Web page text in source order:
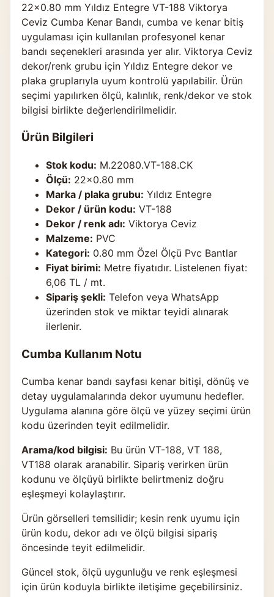
22×0.80 mm Yıldız Entegre VT-188 Viktorya
Ceviz Cumba Kenar Bandı, cumba ve kenar bitiş
uygulaması için kullanılan profesyonel kenar
bandı seçenekleri arasında yer alır. Viktorya Ceviz
dekor/renk grubu için Yıldız Entegre dekor ve
plaka gruplarıyla uyum kontrolü yapılabilir. Ürün
seçimi yapılırken ölçü, kalınlık, renk/dekor ve stok
bilgisi birlikte değerlendirilmelidir.
Ürün Bilgileri
Stok kodu: M.22080.VT-188.CK
Ölçü: 22×0.80 mm
Marka / plaka grubu: Yıldız Entegre
Dekor / ürün kodu: VT-188
Dekor / renk adı: Viktorya Ceviz
Malzeme: PVC
Kategori: 0.80 mm Özel Ölçü Pvc Bantlar
Fiyat birimi: Metre fiyatıdır. Listelenen fiyat:
6,06 TL / mt.
Sipariş şekli: Telefon veya WhatsApp
üzerinden stok ve miktar teyidi alınarak
ilerlenir.
Cumba Kullanım Notu
Cumba kenar bandı sayfası kenar bitişi, dönüş ve
detay uygulamalarında dekor uyumunu hedefler.
Uygulama alanına göre ölçü ve yüzey seçimi ürün
kodu üzerinden teyit edilmelidir.
Arama/kod bilgisi: Bu ürün VT-188, VT 188,
VT188 olarak aranabilir. Sipariş verirken ürün
kodunu ve ölçüyü birlikte belirtmeniz doğru
eşleşmeyi kolaylaştırır.
Ürün görselleri temsilidir; kesin renk uyumu için
ürün kodu, dekor adı ve ölçü bilgisi sipariş
öncesinde teyit edilmelidir.
Güncel stok, ölçü uygunluğu ve renk eşleşmesi
için ürün koduyla birlikte iletişime geçebilirsiniz.